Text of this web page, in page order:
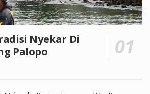
Nyekar Di
Palopo